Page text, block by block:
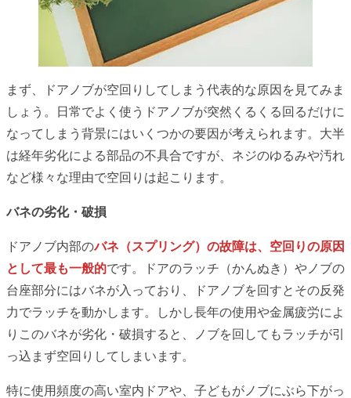
まず、ドアノブが空回りしてしまう代表的な原因を見てみま
しょう。日常でよく使うドアノブが突然くるくる回るだけに
なってしまう背景にはいくつかの要因が考えられます。大半
は経年劣化による部品の不具合ですが、ネジのゆるみや汚れ
など様々な理由で空回りは起こります。
バネの劣化・破損
ドアノブ内部のバネ（スプリング）の故障は、空回りの原因
として最も一般的です。ドアのラッチ（かんぬき）やノブの
台座部分にはバネが入っており、ドアノブを回すとその反発
力でラッチを動かします。しかし長年の使用や金属疲労によ
りこのバネが劣化・破損すると、ノブを回してもラッチが引
っ込まず空回りしてしまいます。
特に使用頻度の高い室内ドアや、子どもがノブにぶら下がっ